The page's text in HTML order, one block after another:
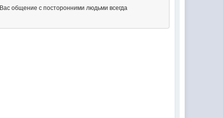
общение с посторонними людьми всегда